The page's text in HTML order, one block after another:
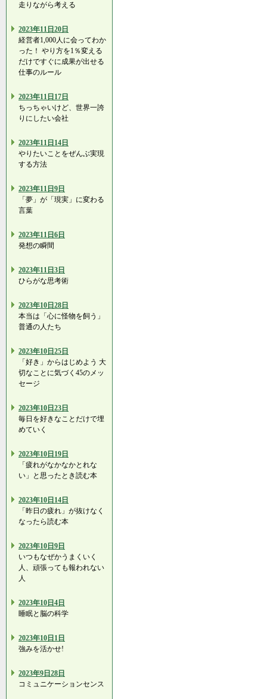
走りながら考える
2023年11日20日
経営者1,000人に会ってわか
った！ やり方を1％変える
だけですぐに成果が出せる
仕事のルール
2023年11日17日
ちっちゃいけど、世界一誇
りにしたい会社
2023年11日14日
やりたいことをぜんぶ実現
する方法
2023年11日9日
「夢」が「現実」に変わる
言葉
2023年11日6日
発想の瞬間
2023年11日3日
ひらがな思考術
2023年10日28日
本当は「心に怪物を飼う」
普通の人たち
2023年10日25日
「好き」からはじめよう 大
切なことに気づく45のメッ
セージ
2023年10日23日
毎日を好きなことだけで埋
めていく
2023年10日19日
「疲れがなかなかとれな
い」と思ったとき読む本
2023年10日14日
「昨日の疲れ」が抜けなく
なったら読む本
2023年10日9日
いつもなぜかうまくいく
人、頑張っても報われない
人
2023年10日4日
睡眠と脳の科学
2023年10日1日
強みを活かせ!
2023年9日28日
コミュニケーションセンス